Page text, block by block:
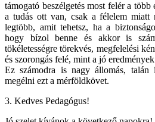
támogató beszélgetés most felér a
a tudás ott van, csak a félelem
legtöbb, amit tehetsz, ha a
hogy bízol benne és akkor is
tökéletességre törekvés, megfelelési
és szorongás felé, mint a jó
Ez számodra is nagy állomás,
megélni ezt a mérföldkövet.
3. Kedves Pedagógus!